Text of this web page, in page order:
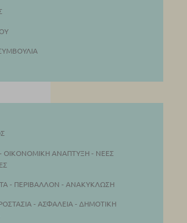
ΟΙΚΟΝΟΜΙΚΉ ΑΝΆΠΤΥΞΗ - ΝΈΕΣ
- ΠΕΡΙΒΆΛΛΟΝ - ΑΝΑΚΎΚΛΩΣΗ
- ΑΣΦΆΛΕΙΑ - ΔΗΜΟΤΙΚΉ